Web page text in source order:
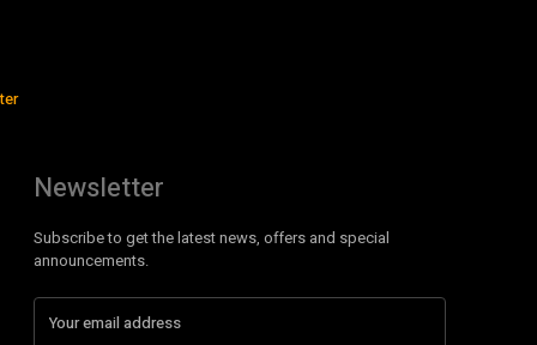
Newsletter
Subscribe to get the latest news, offers and special
announcements.